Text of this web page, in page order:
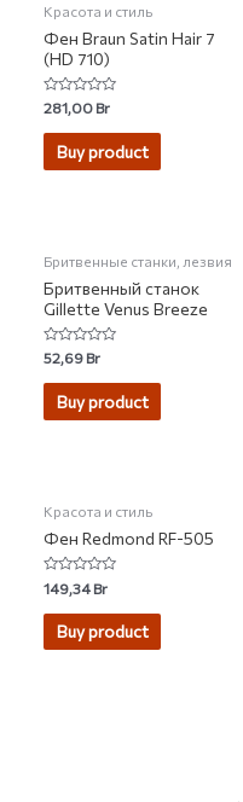
Красота и стиль
Фен Braun Satin Hair 7
(HD 710)
Rated
0
out
281,00Br
Buy product
Бритвенные станки, лезвия
Бритвенный станок
Gillette Venus Breeze
Rated
0
out
52,69Br
Buy product
Красота и стиль
Фен Redmond RF-505
Rated
0
out
149,34Br
Buy product